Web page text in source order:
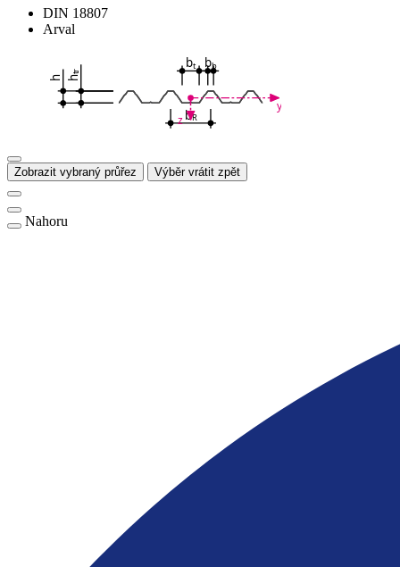
DIN 18807
Arval
bt
bR
bb
h h
tr
y
z
Zobrazit vybraný průřez Výběr vrátit zpět
Nahoru